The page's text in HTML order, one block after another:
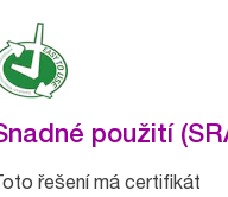
použití
řešení má certifikát